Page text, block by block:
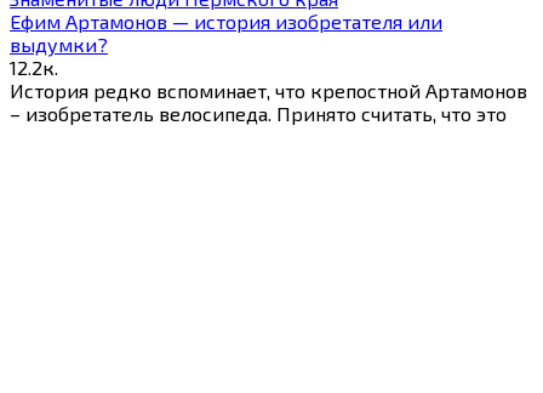
Ефим Артамонов — история изобретателя или
выдумки?
12.2к.
История редко вспоминает, что крепостной Артамонов
– изобретатель велосипеда. Принято считать, что это